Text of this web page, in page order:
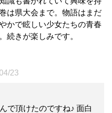
は県大会まで。物語はまだ
かで眩しい少女たちの青春
続きが楽しみです。
23
で頂けたのですね♪ 面白